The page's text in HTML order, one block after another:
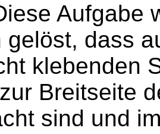
Aufgabe
gelöst, dass
klebenden
Breitseite
sind und